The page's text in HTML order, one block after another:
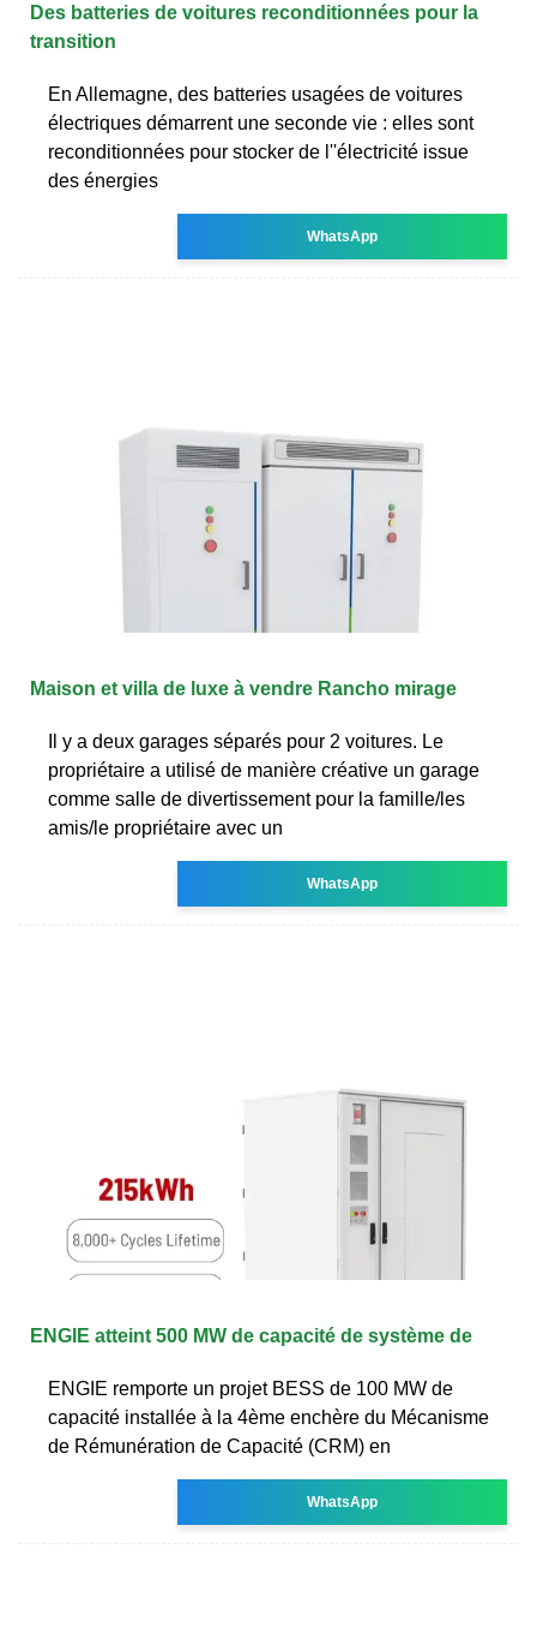
Des batteries de voitures reconditionnées pour la
transition
En Allemagne, des batteries usagées de voitures
électriques démarrent une seconde vie : elles sont
reconditionnées pour stocker de l''électricité issue
des énergies
WhatsApp
Maison et villa de luxe à vendre Rancho mirage
Il y a deux garages séparés pour 2 voitures. Le
propriétaire a utilisé de manière créative un garage
comme salle de divertissement pour la famille/les
amis/le propriétaire avec un
WhatsApp
ENGIE atteint 500 MW de capacité de système de
ENGIE remporte un projet BESS de 100 MW de
capacité installée à la 4ème enchère du Mécanisme
de Rémunération de Capacité (CRM) en
WhatsApp